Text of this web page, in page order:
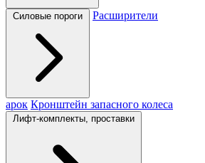
Силовые пороги Расширители
арок Кронштейн запасного колеса
Лифт-комплекты, проставки